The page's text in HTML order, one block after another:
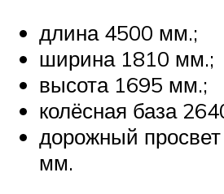
длина 4500 мм.;
ширина 1810 мм.;
высота 1695 мм.;
колёсная база
дорожный
мм.